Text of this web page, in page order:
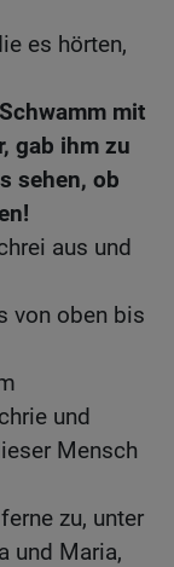
es hörten,
mit
gab ihm zu
sehen, ob
aus und
von oben bis
und
Mensch
zu, unter
und Maria,